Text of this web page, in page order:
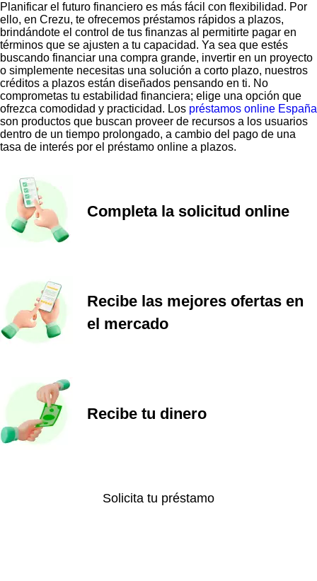
Planificar el futuro financiero es más fácil con flexibilidad. Por
ello, en Crezu, te ofrecemos préstamos rápidos a plazos,
brindándote el control de tus finanzas al permitirte pagar en
términos que se ajusten a tu capacidad. Ya sea que estés
buscando financiar una compra grande, invertir en un proyecto
o simplemente necesitas una solución a corto plazo, nuestros
créditos a plazos están diseñados pensando en ti. No
comprometas tu estabilidad financiera; elige una opción que
ofrezca comodidad y practicidad. Los préstamos online España
son productos que buscan proveer de recursos a los usuarios
dentro de un tiempo prolongado, a cambio del pago de una
tasa de interés por el préstamo online a plazos.
Completa la solicitud online
Recibe las mejores ofertas en
el mercado
Recibe tu dinero
Solicita tu préstamo